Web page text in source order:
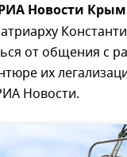
Новости
от общения с
их
Новости.